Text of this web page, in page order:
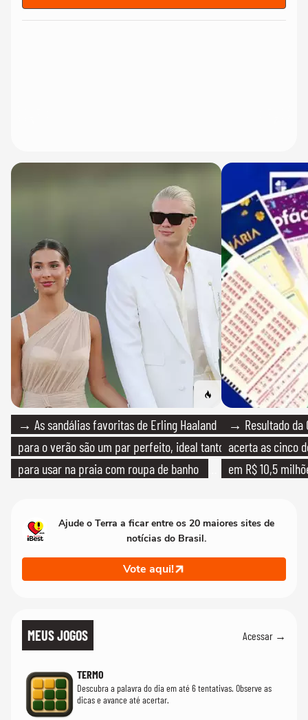
→ As sandálias favoritas de Erling Haaland
para o verão são um par perfeito, ideal tanto
para usar na praia com roupa de banho
→ Resultado da
acerta as cinco
em R$ 10,5
Ajude o Terra a ficar entre os 20 maiores sites de
notícias do Brasil.
Vote aqui!
MEUS JOGOS Acessar →
TERMO
Descubra a palavra do dia em até 6 tentativas. Observe as
dicas e avance até acertar.